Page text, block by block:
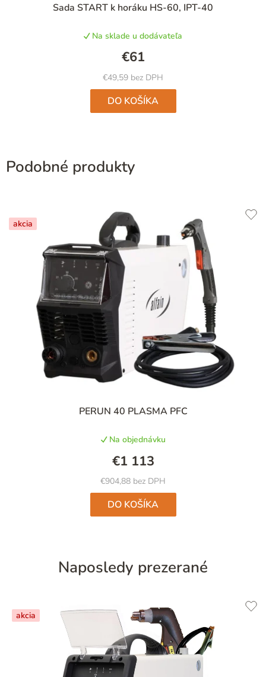
Sada START k horáku HS-60, IPT-40
Na sklade u dodávateľa
€49,59 bez DPH
€61
DO KOŠÍKA
Podobné produkty
akcia
PERUN 40 PLASMA PFC
Na objednávku
€904,88 bez DPH
€1 113
DO KOŠÍKA
Naposledy prezerané
akcia